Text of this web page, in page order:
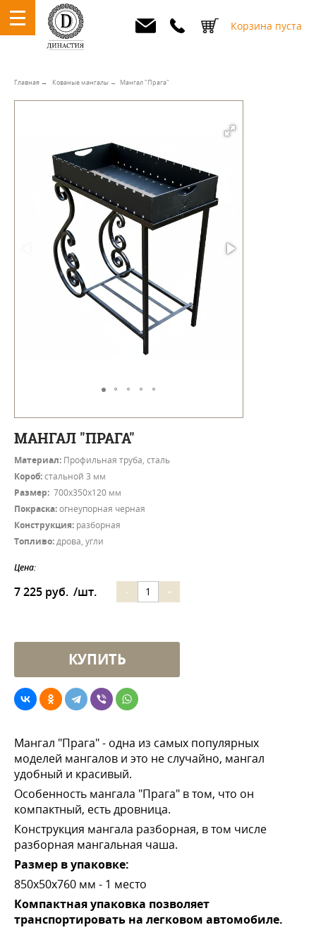
Корзина пуста
Главная Кованые мангалы Мангал "Прага"
МАНГАЛ "ПРАГА"
Материал: Профильная труба, сталь
Короб:стальной 3 мм
Размер: 700х350х120 мм
Покраска:огнеупорная черная
Конструкция: разборная
Топливо: дрова, угли
Цена:
7 225 руб. /шт. - +
Мангал "Прага" - одна из самых популярных
моделей мангалов и это не случайно, мангал
удобный и красивый.
Особенность мангала "Прага" в том, что он
компактный, есть дровница.
Конструкция мангала разборная, в том числе
разборная мангальная чаша.
Размер в упаковке:
850х50х760 мм - 1 место
Компактная упаковка позволяет
транспортировать на легковом автомобиле.